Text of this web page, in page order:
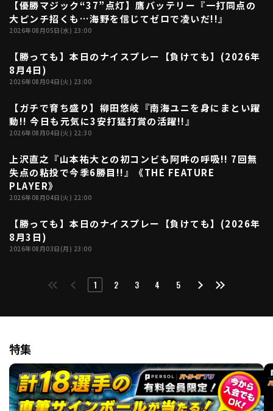
05:57
【優勝マジック“37”点灯】鷹バッテリー『一打同点の
大ピンチ招くも…海野を信じてゼロで凌いだ!!』
2026年08月05日(水) 23:00
06:16
【勝っても】本日のナイスプレー【負けても】(2026年
8月4日)
2026年08月04日(火) 23:00
02:38
【ガチで育ち盛り】柳田悠岐『南海ユニを身にまとい躍
動!! 今日も元気に3安打猛打賞の活躍!!』
2026年08月04日(火) 22:30
02:53
上沢直之『山本祐大との初コンビも阿吽の呼吸!! 7回無
失点の粘投で今季6勝目!!』《THE FEATURE
PLAYER》
2026年08月04日(火) 22:00
01:38
【勝っても】本日のナイスプレー【負けても】(2026年
8月3日)
2026年08月03日(月) 23:00
1 2 3 4 5
特集